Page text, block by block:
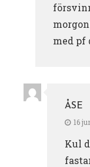
med pf
ÅSE
16
Kul